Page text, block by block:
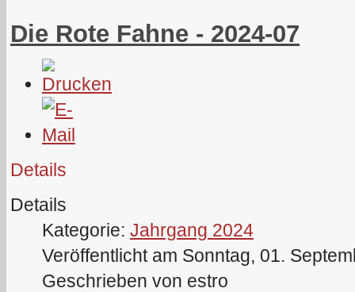
Die Rote Fahne - 2024-07
Details
Details
Kategorie: Jahrgang 2024
Veröffentlicht am Sonntag, 01.
Geschrieben von estro